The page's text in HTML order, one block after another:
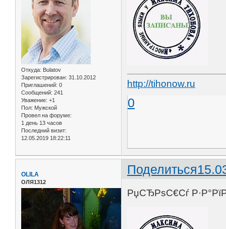
Откуда: Bulatov
Зарегистрирован: 31.10.2012
Приглашений: 0
Сообщений: 241
Уважение: +1
Пол: Мужской
Провел на форуме:
1 день 13 часов
Последний визит:
12.05.2019 18:22:11
http://tihonow.ru
0
Поделиться
OLILA
ОЛЯ1312
РџСЂРѕС€Сѓ